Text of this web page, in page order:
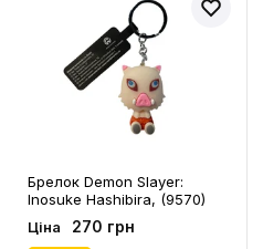
Брелок Demon Slayer:
Inosuke Hashibira, (9570)
Ціна 270 грн